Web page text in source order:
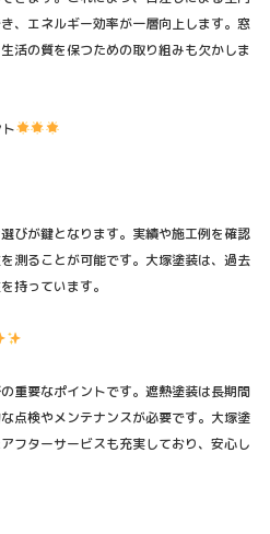
、エネルギー効率が一層向上します。窓
活の質を保つための取り組みも欠かしま
びが鍵となります。実績や施工例を確認
測ることが可能です。大塚塗装は、過去
持っています。
重要なポイントです。遮熱塗装は長期間
点検やメンテナンスが必要です。大塚塗
フターサービスも充実しており、安心し